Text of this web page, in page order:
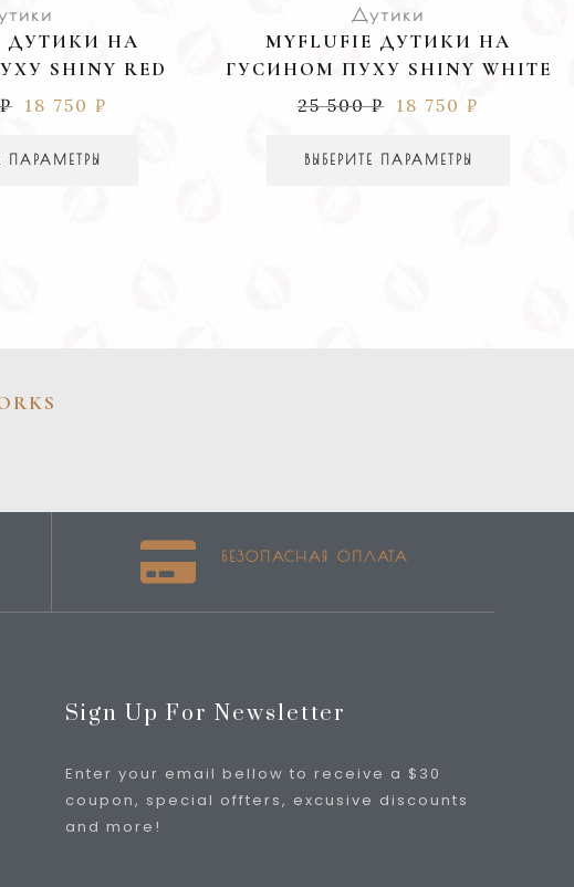
ДУТИКИ НА
SHINY RED
₽ 18 750 ₽
ПАРАМЕТРЫ
Дутики
MYFLUFIE ДУТИКИ НА
ГУСИНОМ ПУХУ SHINY WHITE
25 500₽ 18 750 ₽
ВЫБЕРИТЕ ПАРАМЕТРЫ
БЕЗОПАСНАЯ ОПЛАТА
Sign Up For Newsletter
Enter your email bellow to receive a $30
coupon, special offters, excusive discounts
and more!